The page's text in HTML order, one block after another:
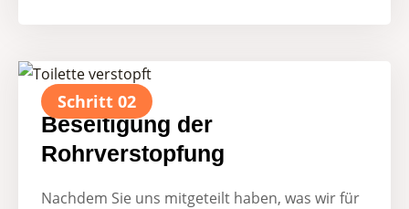
Schritt 02
Beseitigung der
Rohrverstopfung
Nachdem Sie uns mitgeteilt haben, was wir für